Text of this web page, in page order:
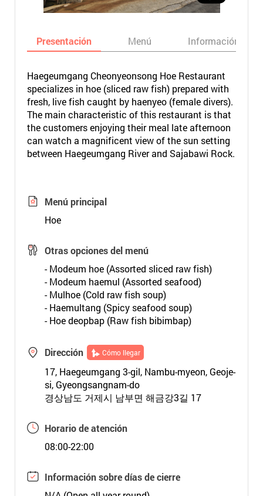
Presentación Menú Información
Haegeumgang Cheonyeonsong Hoe Restaurant
specializes in hoe (sliced raw fish) prepared with
fresh, live fish caught by haenyeo (female divers).
The main characteristic of this restaurant is that
the customers enjoying their meal late afternoon
can watch a magnificent view of the sun setting
between Haegeumgang River and Sajabawi Rock.
Menú principal
Hoe
Otras opciones del menú
- Modeum hoe (Assorted sliced raw fish)
- Modeum haemul (Assorted seafood)
- Mulhoe (Cold raw fish soup)
- Haemultang (Spicy seafood soup)
- Hoe deopbap (Raw fish bibimbap)
Dirección Cómo llegar
17, Haegeumgang 3-gil, Nambu-myeon, Geoje-
si, Gyeongsangnam-do
경상남도 거제시 남부면 해금강3길 17
Horario de atención
08:00-22:00
Información sobre días de cierre